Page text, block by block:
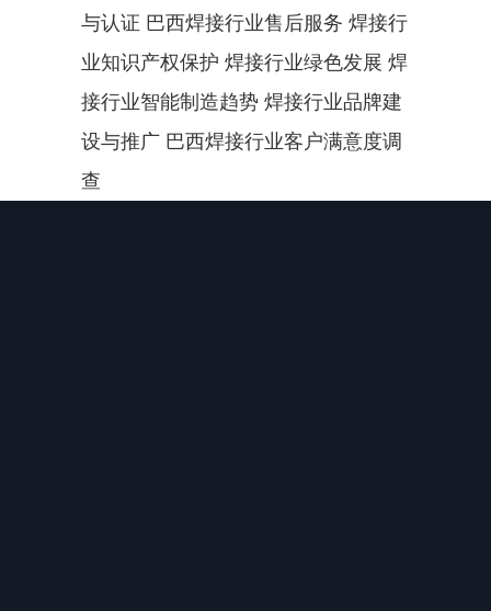
与认证 巴西焊接行业售后服务 焊接行
业知识产权保护 焊接行业绿色发展 焊
接行业智能制造趋势 焊接行业品牌建
设与推广 巴西焊接行业客户满意度调
查